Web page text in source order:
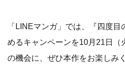
「LINEマンガ」では、『四度
めるキャンペーンを10月21日（
の機会に、ぜひ本作をお楽しみ